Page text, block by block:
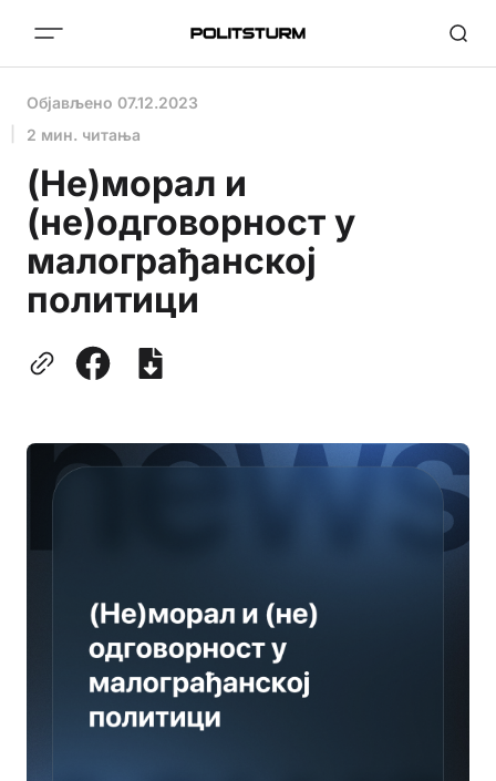
Објављено 07.12.2023
2 мин. читања
(Не)морал и
(не)одговорност у
малограђанској
политици